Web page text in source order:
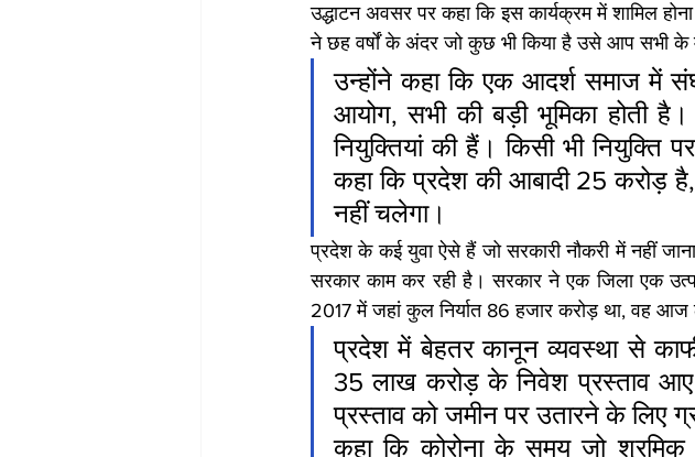
उद्धाटन अवसर पर कहा कि इस कार्यक्रम में शामिल
ने छह वर्षों के अंदर जो कुछ भी किया है उसे आप सभी के
उन्होंने कहा कि एक आदर्श समाज में
आयोग, सभी की बड़ी भूमिका होती
नियुक्तियां की हैं। किसी भी नियुक्ति
कहा कि प्रदेश की आबादी 25 करोड़
नहीं चलेगा।
प्रदेश के कई युवा ऐसे हैं जो सरकारी नौकरी में नहीं
सरकार काम कर रही है। सरकार ने एक जिला एक
2017 में जहां कुल निर्यात 86 हजार करोड़ था, वह
प्रदेश में बेहतर कानून व्यवस्था से
35 लाख करोड़ के निवेश प्रस्ताव
प्रस्ताव को जमीन पर उतारने के लिए
कहा कि कोरोना के समय जो